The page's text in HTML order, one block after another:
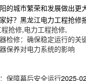
的城市繁荣和发展做出更
好？黑龙江电力工程抢
抢修,电力工程抢修,
检修：确保稳定运行的关
保养对电力系统的影响
保障幕后安全运行2025-